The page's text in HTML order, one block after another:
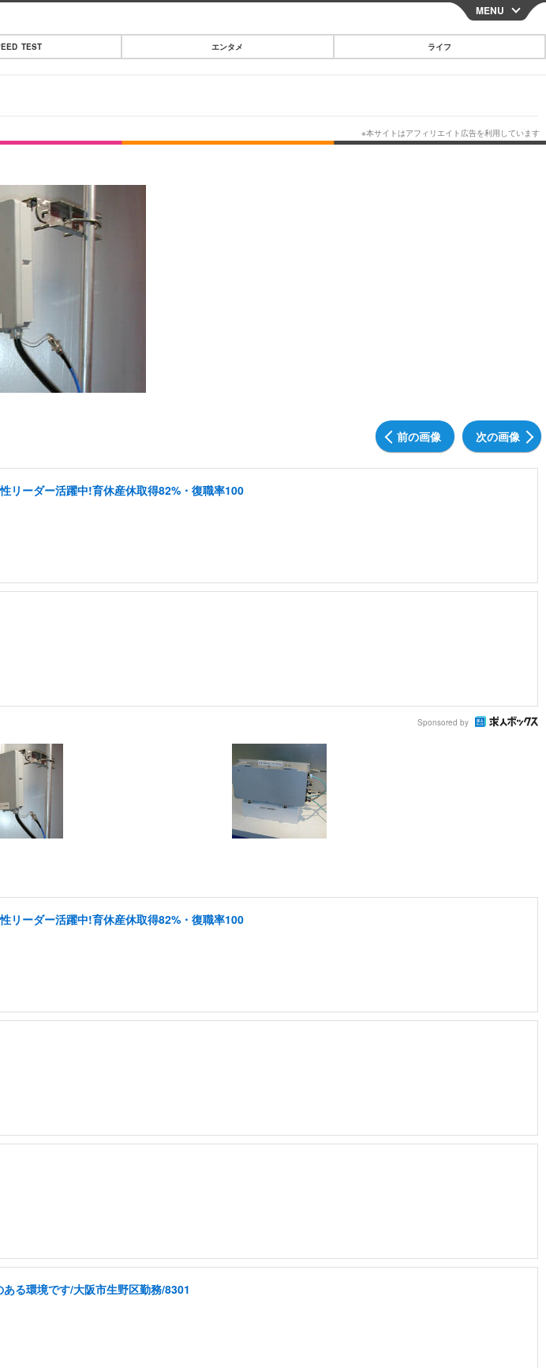
CLOSE
ガジェット・ツール
MENU
TEST エンタメ ライフ
前の画像 次の画像
リーダー活躍中!育休産休取得82%・復職率100
Sponsored by
リーダー活躍中!育休産休取得82%・復職率100
る環境です/大阪市生野区勤務/8301